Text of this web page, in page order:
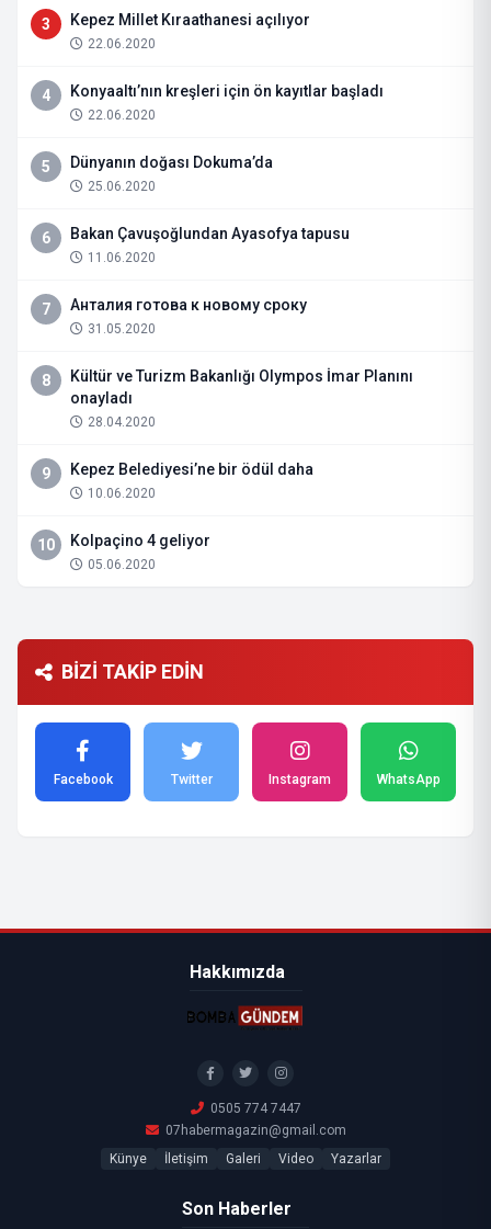
3 Kepez Millet Kıraathanesi açılıyor
22.06.2020
4 Konyaaltı’nın kreşleri için ön kayıtlar başladı
22.06.2020
5 Dünyanın doğası Dokuma’da
25.06.2020
6 Bakan Çavuşoğlundan Ayasofya tapusu
11.06.2020
7 Анталия готова к новому сроку
31.05.2020
8
Kültür ve Turizm Bakanlığı Olympos İmar Planını
onayladı
28.04.2020
9 Kepez Belediyesi’ne bir ödül daha
10.06.2020
10 Kolpaçino 4 geliyor
05.06.2020
BİZİ TAKİP EDİN
Facebook Twitter Instagram WhatsApp
Hakkımızda
0505 774 7447
07habermagazin@gmail.com
Künye
İletişim Galeri Video Yazarlar
Son Haberler